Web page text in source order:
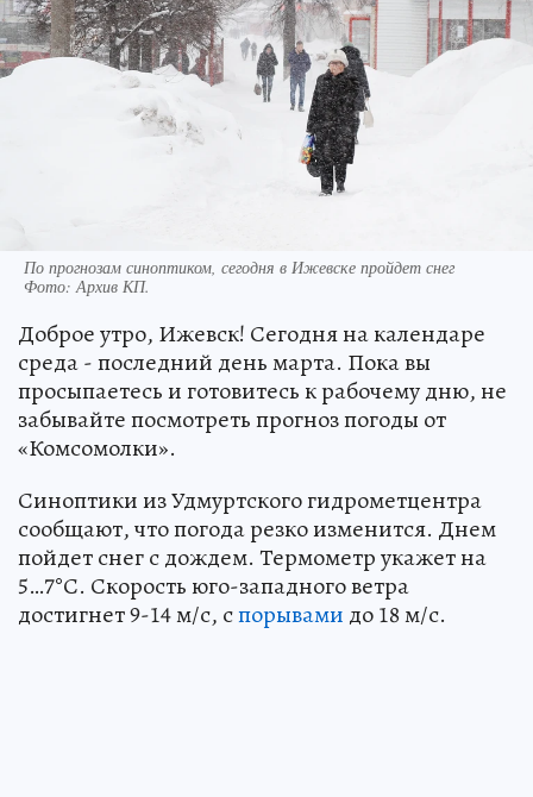
По прогнозам синоптиком, сегодня в Ижевске пройдет снег
Фото: Архив КП.
Доброе утро, Ижевск! Сегодня на календаре
среда - последний день марта. Пока вы
просыпаетесь и готовитесь к рабочему дню, не
забывайте посмотреть прогноз погоды от
«Комсомолки».
Синоптики из Удмуртского гидрометцентра
сообщают, что погода резко изменится. Днем
пойдет снег с дождем. Термометр укажет на
5…7°С. Скорость юго-западного ветра
достигнет 9-14 м/с, спорывами до 18 м/с.